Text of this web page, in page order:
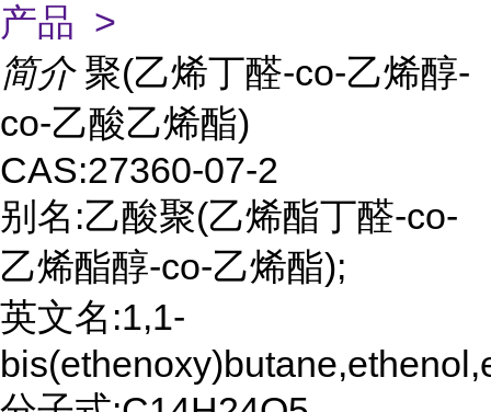
产品 >
简介 聚(乙烯丁醛-co-乙烯醇-
co-乙酸乙烯酯)
CAS:27360-07-2
别名:乙酸聚(乙烯酯丁醛-co-
乙烯酯醇-co-乙烯酯);
英文名:1,1-